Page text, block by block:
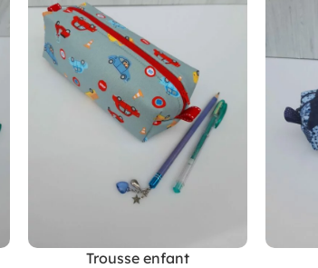
Trousse enfant